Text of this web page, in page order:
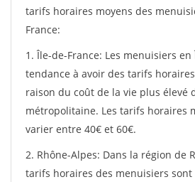
tarifs horaires moyens des
France:
1. Île-de-France: Les menuisiers
tendance à avoir des tarifs
raison du coût de la vie plus élevé
métropolitaine. Les tarifs horaires
varier entre 40€ et 60€.
2. Rhône-Alpes: Dans la région de
tarifs horaires des menuisiers sont